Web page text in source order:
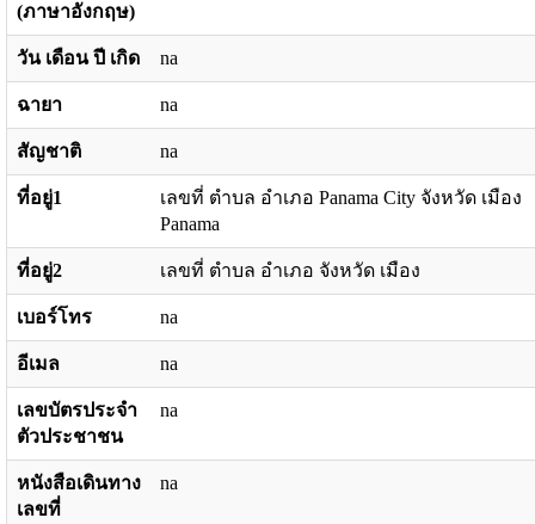
(ภาษาอังกฤษ)
วัน เดือน ปี เกิด na
ฉายา na
สัญชาติ na
ที่อยู่1
เลขที่ ตำบล อำเภอ Panama City จังหวัด เมือง
Panama
ที่อยู่2 เลขที่ ตำบล อำเภอ จังหวัด เมือง
เบอร์โทร na
อีเมล na
เลขบัตรประจำ
ตัวประชาชน
na
หนังสือเดินทาง
เลขที่
na